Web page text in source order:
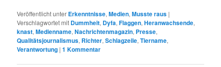
Veröffentlicht unter Erkenntnisse,Medien,Musste raus |
Verschlagwortet mit Dummheit, Dyfa,Flaggen,Heranwachsende,
knast,Medienname,Nachrichtenmagazin, Presse,
Qualitätsjournalismus, Richter,Schlagzeile,Tiername,
Verantwortung |1 Kommentar